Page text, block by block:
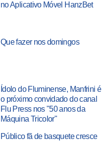
no Aplicativo Móvel HanzBet
Que fazer nos domingos
Ídolo do Fluminense, Manfrini é
o próximo convidado do canal
Flu Press nos "50 anos da
Máquina Tricolor"
Público fã de basquete cresce